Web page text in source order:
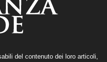
del contenuto dei loro articoli,